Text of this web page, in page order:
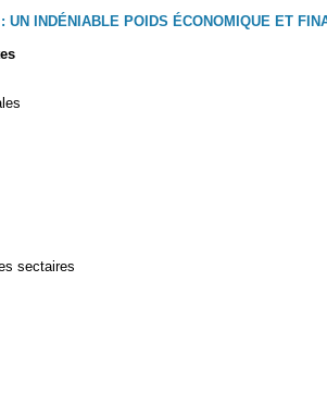
INDÉNIABLE POIDS ÉCONOMIQUE ET
sectaires